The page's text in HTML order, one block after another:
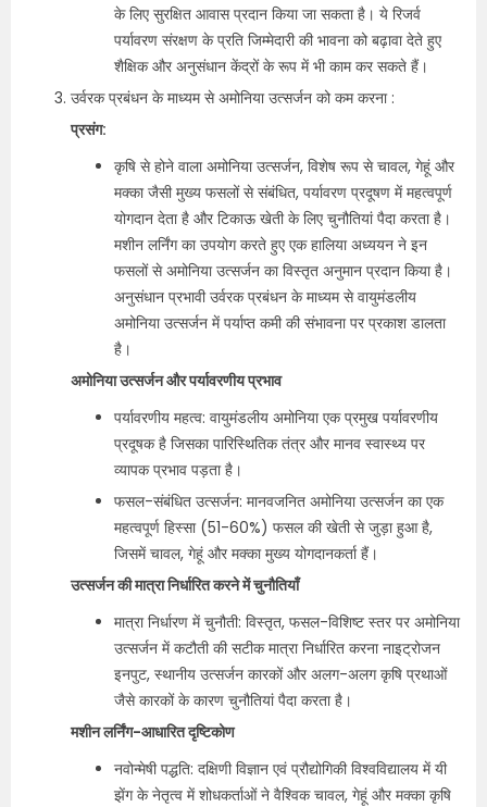
के लिए सुरक्षित आवास प्रदान किया जा सकता है। ये रिजर्व
पर्यावरण संरक्षण के प्रति जिम्मेदारी की भावना को बढ़ावा देते हुए
शैक्षिक और अनुसंधान केंद्रों के रूप में भी काम कर सकते हैं।
उर्वरक प्रबंधन के माध्यम से अमोनिया उत्सर्जन को कम करना :
प्रसंग:
कृषि से होने वाला अमोनिया उत्सर्जन, विशेष रूप से चावल, गेहूं और
मक्का जैसी मुख्य फसलों से संबंधित, पर्यावरण प्रदूषण में महत्वपूर्ण
योगदान देता है और टिकाऊ खेती के लिए चुनौतियां पैदा करता है।
मशीन लर्निंग का उपयोग करते हुए एक हालिया अध्ययन ने इन
फसलों से अमोनिया उत्सर्जन का विस्तृत अनुमान प्रदान किया है।
अनुसंधान प्रभावी उर्वरक प्रबंधन के माध्यम से वायुमंडलीय
अमोनिया उत्सर्जन में पर्याप्त कमी की संभावना पर प्रकाश डालता
है।
अमोनिया उत्सर्जन और पर्यावरणीय प्रभाव
पर्यावरणीय महत्व: वायुमंडलीय अमोनिया एक प्रमुख पर्यावरणीय
प्रदूषक है जिसका पारिस्थितिक तंत्र और मानव स्वास्थ्य पर
व्यापक प्रभाव पड़ता है।
फसल-संबंधित उत्सर्जन: मानवजनित अमोनिया उत्सर्जन का एक
महत्वपूर्ण हिस्सा (51-60%) फसल की खेती से जुड़ा हुआ है,
जिसमें चावल, गेहूं और मक्का मुख्य योगदानकर्ता हैं।
उत्सर्जन की मात्रा निर्धारित करने में चुनौतियाँ
मात्रा निर्धारण में चुनौती: विस्तृत, फसल-विशिष्ट स्तर पर अमोनिया
उत्सर्जन में कटौती की सटीक मात्रा निर्धारित करना नाइट्रोजन
इनपुट, स्थानीय उत्सर्जन कारकों और अलग-अलग कृषि प्रथाओं
जैसे कारकों के कारण चुनौतियां पैदा करता है।
मशीन लर्निंग-आधारित दृष्टिकोण
नवोन्मेषी पद्धति: दक्षिणी विज्ञान एवं प्रौद्योगिकी विश्वविद्यालय में यी
झेंग के नेतृत्व में शोधकर्ताओं ने वैश्विक चावल, गेहूं और मक्का कृषि